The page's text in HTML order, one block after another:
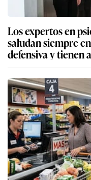
Los expertos en
saludan siempre
defensiva y tienen